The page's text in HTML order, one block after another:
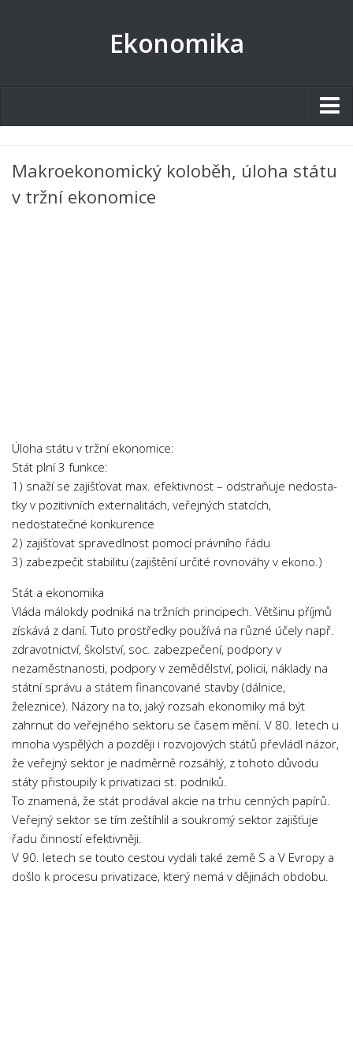
Ekonomika
Tematické okruhy
Angličtina
Fyzika
Informatika
Jazyky
Management
Marketing
Němčina
Občanská nauka
Pedagogika
Právo
Psychologie a Sociologie
Společenské vědy
Technika
Účetnictví
Zdravotnictví
Novinky
Makroekonomický koloběh, úloha státu
v tržní ekonomice
Úloha státu v tržní ekonomice:
Stát plní 3 funkce:
1) snaží se zajišťovat max. efektivnost – odstraňuje nedosta-
tky v pozitivních externalitách, veřejných statcích,
nedostatečné konkurence
2) zajišťovat spravedlnost pomocí právního řádu
3) zabezpečit stabilitu (zajištění určité rovnováhy v ekono.)
Stát a ekonomika
Vláda málokdy podniká na tržních principech. Většinu příjmů
získává z daní. Tuto prostředky používá na různé účely např.
zdravotnictví, školství, soc. zabezpečení, podpory v
nezaměstnanosti, podpory v zemědělství, policii, náklady na
státní správu a státem financované stavby (dálnice,
železnice). Názory na to, jaký rozsah ekonomiky má být
zahrnut do veřejného sektoru se časem mění. V 80. letech u
mnoha vyspělých a později i rozvojových států převládl názor,
že veřejný sektor je nadměrně rozsáhlý, z tohoto důvodu
státy přistoupily k privatizaci st. podniků.
To znamená, že stát prodával akcie na trhu cenných papírů.
Veřejný sektor se tím zeštíhlil a soukromý sektor zajišťuje
řadu činností efektivněji.
V 90. letech se touto cestou vydali také země S a V Evropy a
došlo k procesu privatizace, který nemá v dějinách obdobu.